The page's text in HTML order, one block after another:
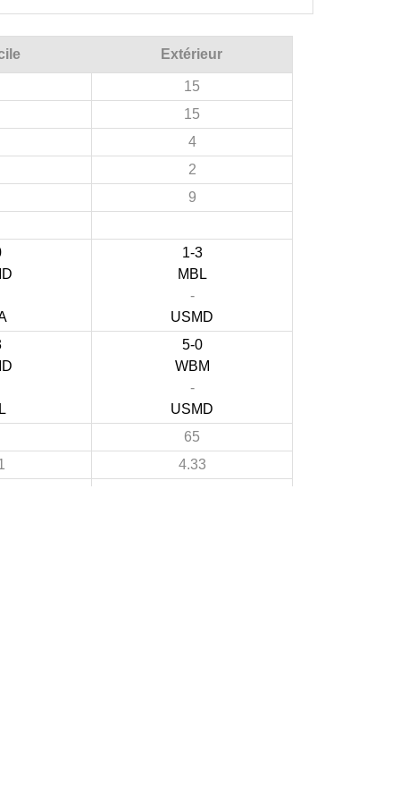
Extérieur
15
15
4
2
9
1-3
MBL
-
USMD
5-0
WBM
-
USMD
65
4.33